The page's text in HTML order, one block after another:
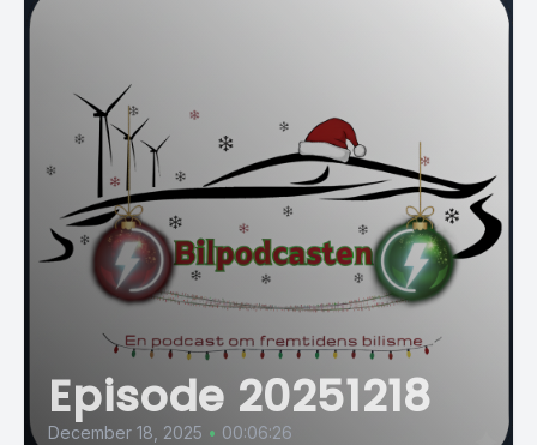
Episode 20251218
December 18, 2025 • 00:06:26